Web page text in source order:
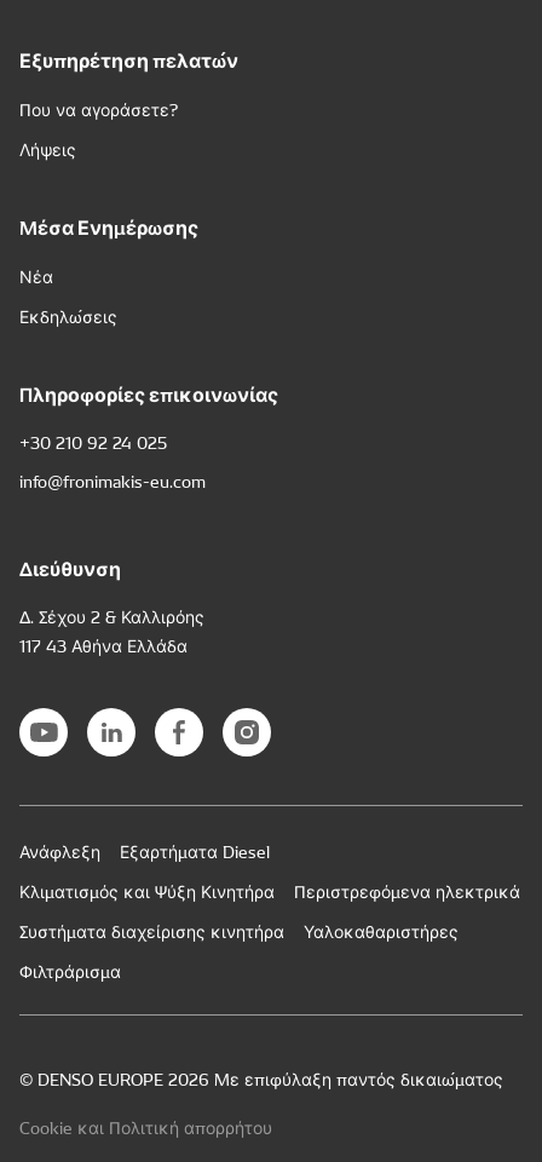
Εξυπηρέτηση πελατών
Που να αγοράσετε?
Λήψεις
Μέσα Ενημέρωσης
Νέα
Εκδηλώσεις
Πληροφορίες επικοινωνίας
+30 210 92 24 025
info@fronimakis-eu.com
Διεύθυνση
Δ. Σέχου 2 & Καλλιρόης
117 43 Αθήνα Ελλάδα
Ανάφλεξη
Εξαρτήματα Diesel
Κλιματισμός και Ψύξη Κινητήρα
Περιστρεφόμενα ηλεκτρικά
Συστήματα διαχείρισης κινητήρα
Υαλοκαθαριστήρες
Φιλτράρισμα
© DENSO EUROPE 2026 Με επιφύλαξη παντός δικαιώματος
Cookie και Πολιτική απορρήτου